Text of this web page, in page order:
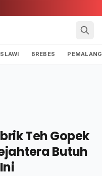
SLAWI BREBES PEMALANG
Teh Gopek
Butuh